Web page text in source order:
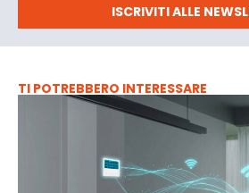
ISCRIVITI ALLE
TI POTREBBERO INTERESSARE